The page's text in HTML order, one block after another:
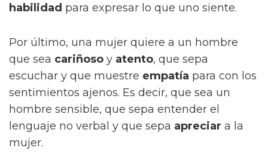
habilidad para expresar lo que uno siente.
Por último, una mujer quiere a un hombre
que sea cariñoso y atento, que sepa
escuchar y que muestre empatía para con los
sentimientos ajenos. Es decir, que sea un
hombre sensible, que sepa entender el
lenguaje no verbal y que sepa apreciar a la
mujer.